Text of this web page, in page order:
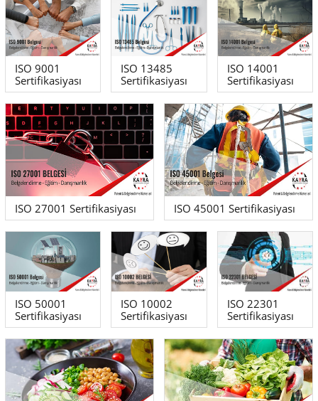
ISO 9001
Sertifikasiyası
ISO 13485
Sertifikasiyası
ISO 14001
Sertifikasiyası
ISO 27001 Sertifikasiyası ISO 45001 Sertifikasiyası
ISO 50001
Sertifikasiyası
ISO 10002
Sertifikasiyası
ISO 22301
Sertifikasiyası